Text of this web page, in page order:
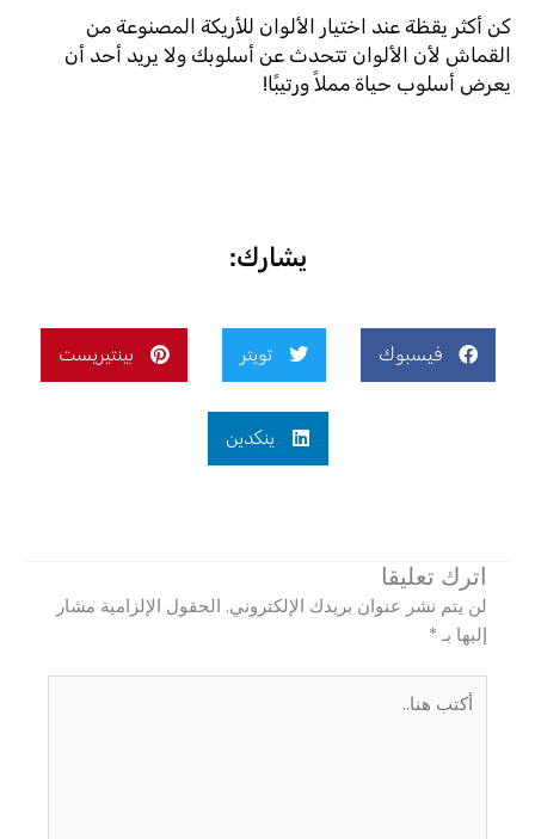
كن أكثر يقظة عند اختيار الألوان للأريكة المصنوعة من
القماش لأن الألوان تتحدث عن أسلوبك ولا يريد أحد أن
يعرض أسلوب حياة مملاً ورتيبًا!
يشارك:
فيسبوك تويتر بينتيريست
ينكدين
اترك تعليقا
لن يتم نشر عنوان بريدك الإلكتروني. الحقول الإلزامية مشار
إليها بـ *
أكتب
هنا..